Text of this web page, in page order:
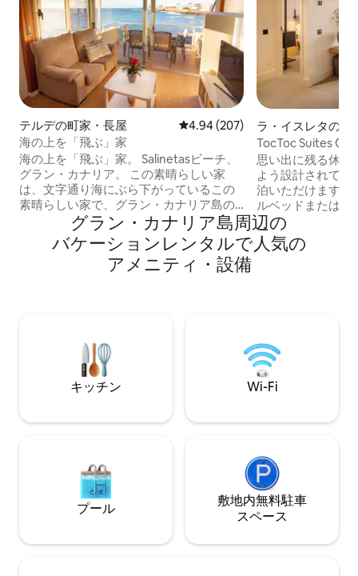
テルデの町家・長屋 レビュー207件、5つ星中4.94つ
4.94 (207)
海の上を「飛ぶ」家
海の上を「飛ぶ」家。 Salinetasビーチ、
グラン・カナリア。 この素晴らしい家
は、文字通り海にぶら下がっているこの
素晴らしい家で、グラン・カナリア島の
東海岸にある恵まれた場所にあります。
建物は岩の上を飛び回り、海に潜り込ん
で、大西洋の澄み切った海でボートに乗
っているような感覚を味わうことができ
忘れられない体験です。 とても明るく、
海に面しています。 リビングルームのテ
ラスには6人用のダイニングテーブルがあ
り、マスターベッドルームのテラスには
り、良い本を読んだりするためのハンモ
す！ ドアを開けるだけで、ビーチや家の
下にある岩の多い箇所に行くことができ
ます。日光浴のための壮大な自然のプラ
ットフォームがあり、小さな海洋生物で
スは静かなビーチで、リラックス、休
ラ・イスレタのマ
ン・アパート
TocToc Suites
ムのアパートメン
思い出に残る休暇
よう設計されて
泊いただけます。
ルベッドまたはツ
の寝室と独立した
要なプライバシー
す。これらのフラ
ン、金庫が完備さ
ビーベッド、ハイ
を備えた家の小さ
されています。 クリーニングサービス：
キッチンタオル
無料で含まれてい
室、タオル、キッ
ネンの交換、ほこ
出時には宿泊施設
す。 追加の清掃サービスをご希望の場合
は、施設にご連
グラン・カナリア島⁠周⁠辺⁠の
バ⁠ケ⁠ー⁠シ⁠ョ⁠ン⁠レ⁠ン⁠タ⁠ル⁠で人⁠気⁠の
ア⁠メ⁠ニ⁠テ⁠ィ⁠・⁠設⁠備
キッチン Wi-Fi
プール
敷地内無料駐⁠車
ス⁠ペ⁠ー⁠ス